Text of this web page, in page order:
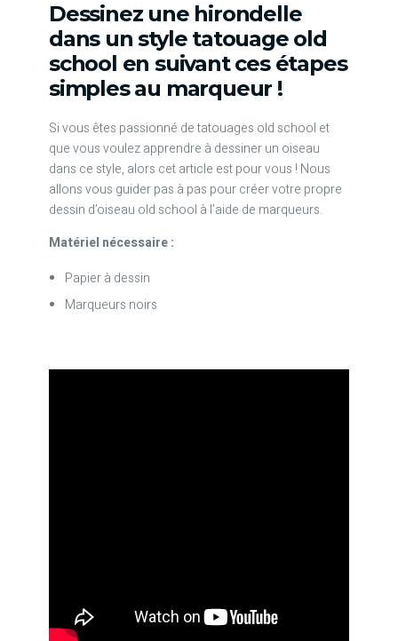
Dessinez une hirondelle
dans un style tatouage old
school en suivant ces étapes
simples au marqueur !
Si vous êtes passionné de tatouages old school et
que vous voulez apprendre à dessiner un oiseau
dans ce style, alors cet article est pour vous ! Nous
allons vous guider pas à pas pour créer votre propre
dessin d’oiseau old school à l’aide de marqueurs.
Matériel nécessaire :
Papier à dessin
Marqueurs noirs